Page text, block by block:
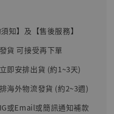
知】及【售後服務】
貨 可接受再下單
即安排出貨 (約1~3天)
海外物流發貨 (約2~3週)
或Email或簡訊通知補款